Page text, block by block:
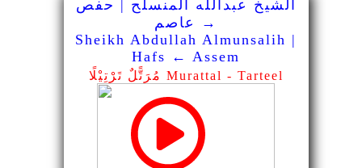
الشيخ عبدالله المنسلح | حفص
→ عاصم
Sheikh Abdullah Almunsalih |
Hafs ← Assem
مُرَتًّلٌ تَرْتِيْلًا Murattal - Tarteel